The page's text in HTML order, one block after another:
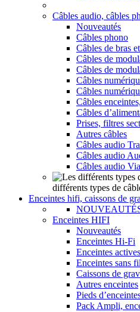
Câbles audio, câbles
Nouveautés
Câbles phono
Câbles de bras
Câbles de
Câbles de
Câbles
Câbles
Câbles
Câbles
Prises, filtres
Autres câbles
Câbles audio
Câbles audio
Câbles audio
différents types de
Enceintes hifi, caissons de
Enceintes HIFI
Nouveautés
Enceintes Hi-Fi
Enceintes actives
Enceintes sans fil
Caissons de
Autres enceintes
Pieds
Pack Ampli,